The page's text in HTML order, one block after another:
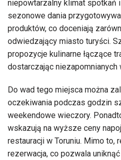
niepowtarzalny klimat spotkań
sezonowe dania
produktów, co doceniają
odwiedzający miasto turyści.
propozycje kulinarne łączące
dostarczając niezapomnianych
Do wad tego miejsca można
oczekiwania podczas godzin
weekendowe wieczory.
wskazują na wyższe ceny
restauracji w Toruniu. Mimo to,
rezerwacja, co pozwala